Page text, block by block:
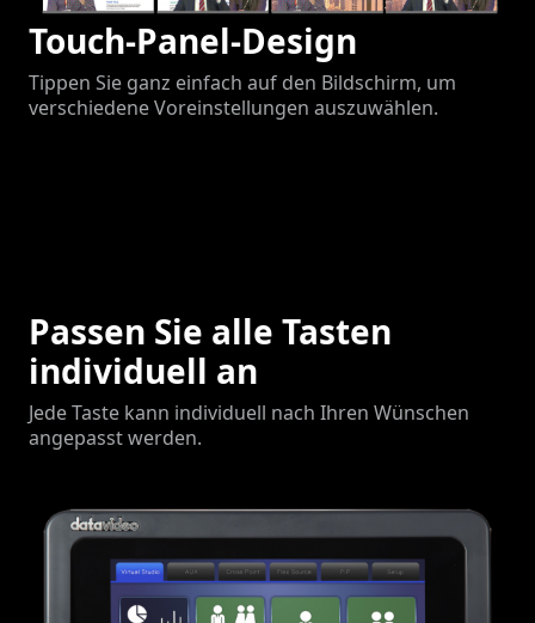
Touch-Panel-Design
Tippen Sie ganz einfach auf den Bildschirm, um
verschiedene Voreinstellungen auszuwählen.
Passen Sie alle Tasten
individuell an
Jede Taste kann individuell nach Ihren Wünschen
angepasst werden.